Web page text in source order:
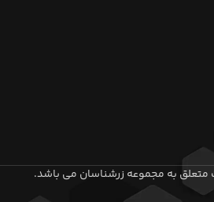
متعلق به مجموعه زرشناسان می باشد.